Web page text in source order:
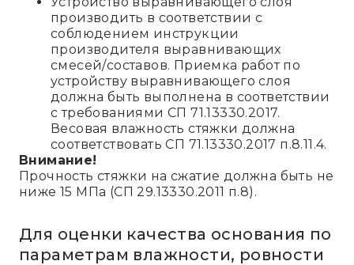
производить в соответствии с
соблюдением инструкции
производителя выравнивающих
смесей/составов. Приемка работ по
устройству выравнивающего слоя
должна быть выполнена в соответствии
с требованиями СП 71.13330.2017.
Весовая влажность стяжки должна
соответствовать СП 71.13330.2017 п.8.11.4.
Внимание!
Прочность стяжки на сжатие должна быть не
ниже 15 МПа (СП 29.13330.2011 п.8).
Для оценки качества основания по
параметрам влажности, ровности